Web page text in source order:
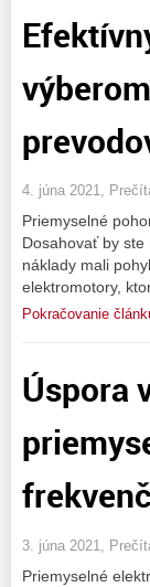
4. júna 2021,
Priemyselné
Dosahovať by
náklady mali
elektromotory,
Pokračovanie
Úspora
3. júna 2021,
Priemyselné